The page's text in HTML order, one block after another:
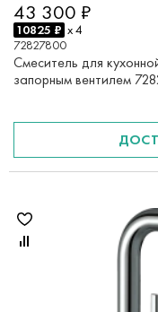
43 300 ₽
10825 ₽ x 4
72827800
Смеситель для
запорным вентилем